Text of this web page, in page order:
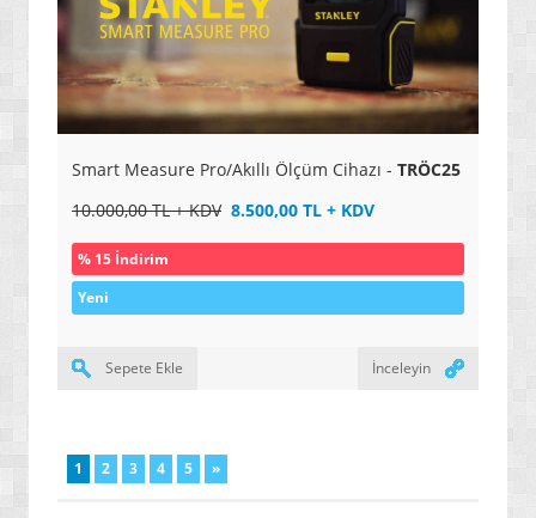
Smart Measure Pro/Akıllı Ölçüm Cihazı - TRÖC25
10.000,00 TL + KDV 8.500,00 TL + KDV
% 15 İndirim
Yeni
Sepete Ekle İnceleyin
1 2 3 4 5 »